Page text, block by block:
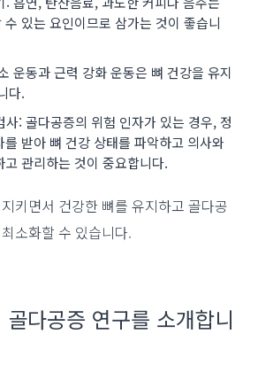
있는 요인이므로 삼가는 것이 좋습니
운동과 근력 강화 운동은 뼈 건강을 유지
다.
사: 골다공증의 위험 인자가 있는 경우, 정
받아 뼈 건강 상태를 파악하고 의사와
고 관리하는 것이 중요합니다.
키면서 건강한 뼈를 유지하고 골다공
소화할 수 있습니다.
다공증 연구를 소개합니